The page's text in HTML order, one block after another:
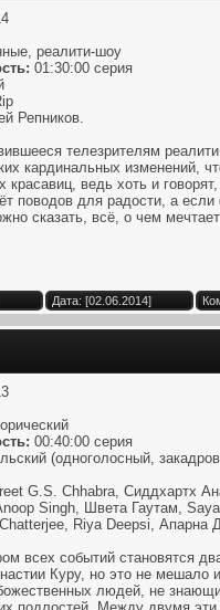
реалити-шоу
01:30:00 серия
Репников.
телезрителям
кардинальных изменений,
ведь хоть и
поводов для радости, а
сказать, всё, о чем
Дата: [02.06.2014]
00:40:00 серия
(одноголосный,
G.S. Chhabra, Сиддхартх
Singh, Швета Гаутам,
Riya Deepsi, Апарна
всех событий становятся
Куру, но это не
людей, не